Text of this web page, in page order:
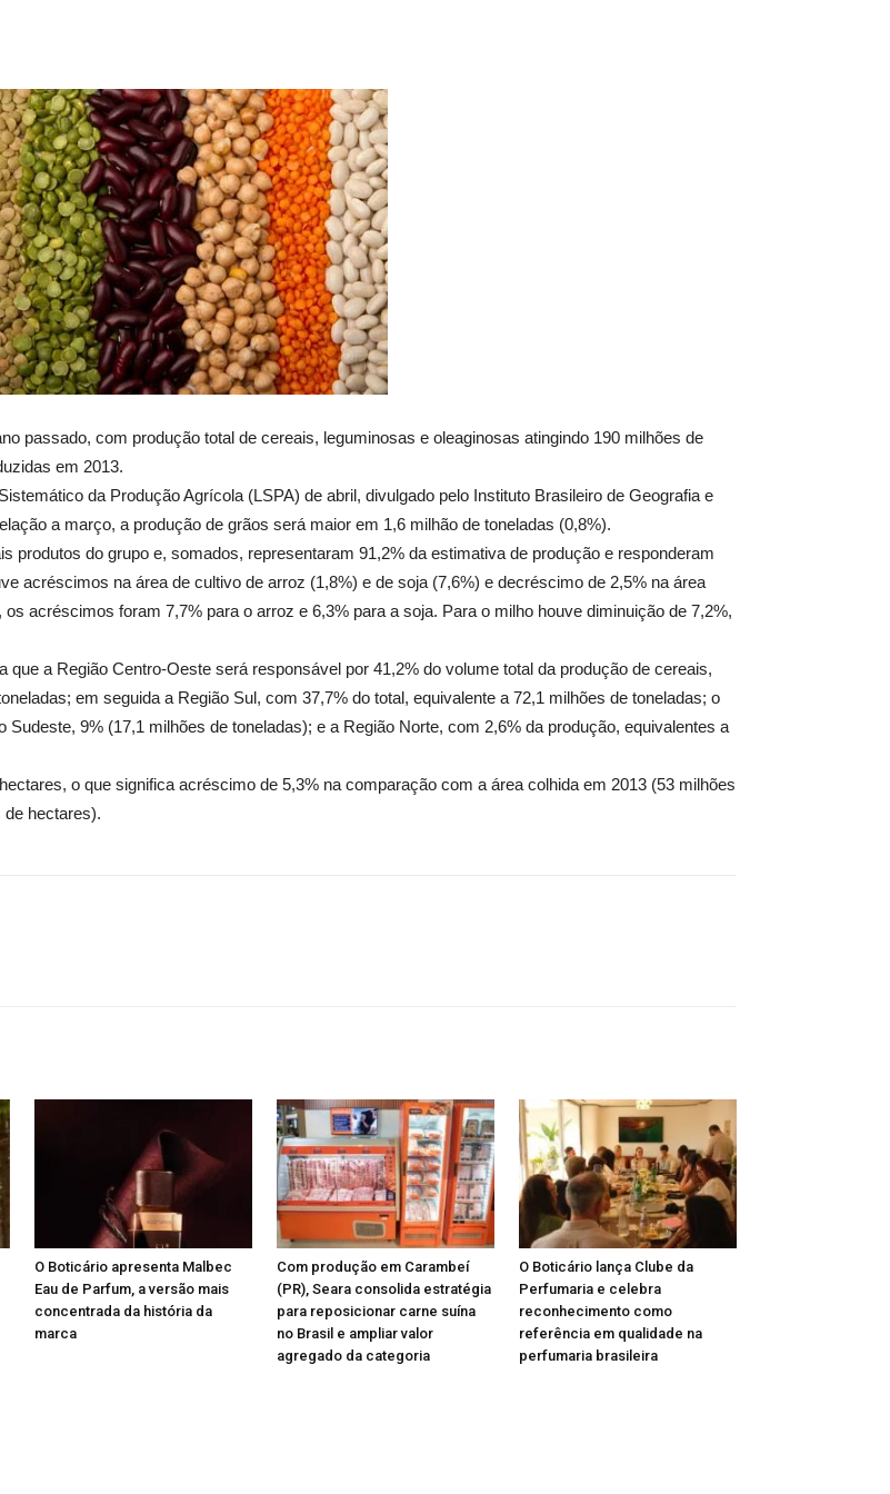
passado, com produção total de cereais, leguminosas e oleaginosas atingindo 190 milhões de
em 2013.
da Produção Agrícola (LSPA) de abril, divulgado pelo Instituto Brasileiro de Geografia e
a março, a produção de grãos será maior em 1,6 milhão de toneladas (0,8%).
produtos do grupo e, somados, representaram 91,2% da estimativa de produção e responderam
acréscimos na área de cultivo de arroz (1,8%) e de soja (7,6%) e decréscimo de 2,5% na área
acréscimos foram 7,7% para o arroz e 6,3% para a soja. Para o milho houve diminuição de 7,2%,
a Região Centro-Oeste será responsável por 41,2% do volume total da produção de cereais,
em seguida a Região Sul, com 37,7% do total, equivalente a 72,1 milhões de toneladas; o
9% (17,1 milhões de toneladas); e a Região Norte, com 2,6% da produção, equivalentes a
o que significa acréscimo de 5,3% na comparação com a área colhida em 2013 (53 milhões
hectares).
O Boticário apresenta Malbec
Eau de Parfum, a versão mais
concentrada da história da
marca
Com produção em Carambeí
(PR), Seara consolida estratégia
para reposicionar carne suína
no Brasil e ampliar valor
agregado da categoria
O Boticário lança Clube da
Perfumaria e celebra
reconhecimento como
referência em qualidade na
perfumaria brasileira